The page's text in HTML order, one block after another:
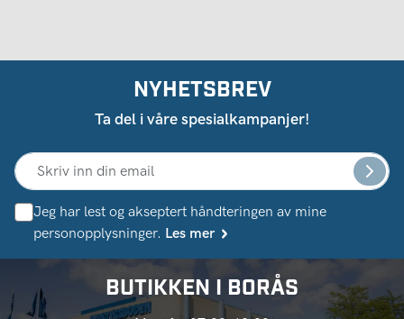
NYHETSBREV
Ta del i våre spesialkampanjer!
Jeg har lest og akseptert håndteringen av mine
personopplysninger. Les mer
BUTIKKEN I BORÅS